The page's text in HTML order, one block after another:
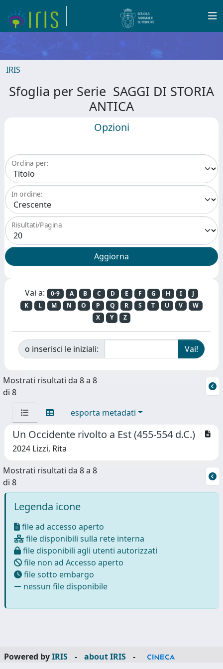
IRIS
Sfoglia per Serie SAGGI DI STORIA
ANTICA
Opzioni
Ordina per:
In ordine:
Risultati/Pagina
Vai a: 0-9 A B C D E F G H I
J
K
L M N O P Q R S T U V
W
X
Y Z
o inserisci le iniziali:
Mostrati risultati da 8 a 8
di 8
esporta metadati
Un Occidente rivolto a Est (455-554 d.C.)
2024 Lizzi, Rita
Mostrati risultati da 8 a 8
di 8
Legenda icone
file ad accesso aperto
file disponibili sulla rete interna
file disponibili agli utenti autorizzati
file non ad Accesso aperto
file sotto embargo
nessun file disponibile
Powered byIRIS - about IRIS
-